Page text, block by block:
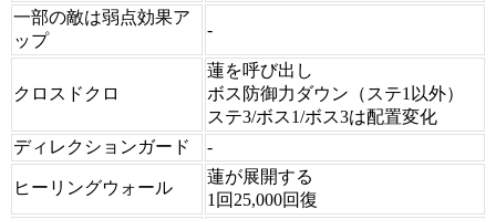
一部の敵は弱点効果ア
ップ
-
クロスドクロ
蓮を呼び出し
ボス防御力ダウン（ステ1以外）
ステ3/ボス1/ボス3は配置変化
ディレクションガード
-
ヒーリングウォール
蓮が展開する
1回25,000回復